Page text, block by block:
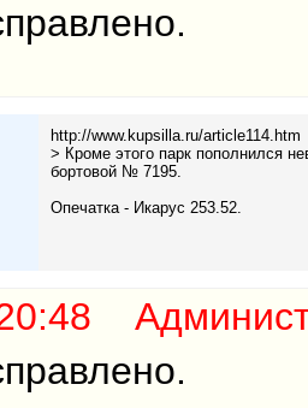
http://www.kupsilla.ru/article114.htm
> Кроме этого парк пополнился
бортовой № 7195.
Опечатка - Икарус 253.52.